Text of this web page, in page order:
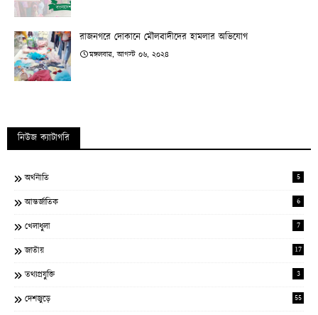
রাজনগরে দোকানে মৌলবাদীদের হামলার অভিযোগ
মঙ্গলবার, আগস্ট ০৬, ২০২৪
নিউজ ক্যাটাগরি
অর্থনীতি 5
আন্তর্জাতিক 6
খেলাধুলা 7
জাতীয় 17
তথ্যপ্রযুক্তি 3
দেশজুড়ে 55